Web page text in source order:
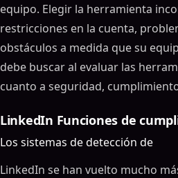
equipo. Elegir la herramienta
restricciones en la cuenta,
obstáculos a medida que su
debe buscar al evaluar las
cuanto a seguridad,
LinkedIn Funciones de
Los sistemas de detección de
LinkedIn se han vuelto mucho